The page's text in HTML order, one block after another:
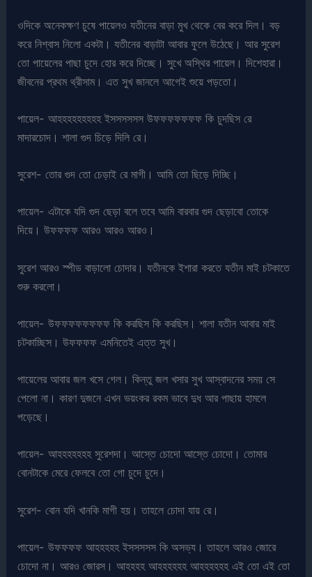
ওদিকে অনেকক্ষণ চুষে পায়েলও যতীনের বাড়া মুখ থেকে বের করে দিল। বড়
করে নিশ্বাস নিলো একটা। যতীনের বাড়াটা আবার ফুলে উঠেছে। আর সুরেশ
তো পায়েলের পাছা চুদে হোর করে দিচ্ছে। সুখে অস্থির পায়েল। দিশেহারা।
জীবনের প্রথম থ্রীসাম। এত সুখ জানলে আগেই শুয়ে পড়তো।
পায়েল- আহহহহহহহহহ ইসসসসসস উফফফফফফফ কি চুদছিস রে
মাদারচোদ। শালা গুদ চিড়ে দিলি রে।
সুরেশ- তোর গুদ তো চেড়াই রে মাগী। আমি তো ছিড়ে দিচ্ছি।
পায়েল- এটাকে যদি গুদ ছেড়া বলে তবে আমি বারবার গুদ ছেড়াবো তোকে
দিয়ে। উফফফফ আরও আরও আরও।
সুরেশ আরও স্পীড বাড়ালো চোদার। যতীনকে ইশারা করতে যতীন মাই চটকাতে
শুরু করলো।
পায়েল- উফফফফফফফফ কি করছিস কি করছিস। শালা যতীন আবার মাই
চটকাচ্ছিস। উফফফফ এমনিতেই এত্ত সুখ।
পায়েলের আবার জল খসে গেল। কিন্তু জল খসার সুখ আস্বাদনের সময় সে
পেলো না। কারণ দুজনে এখন ভয়ংকর রকম ভাবে দুধ আর পাছায় হামলে
পড়েছে।
পায়েল- আহহহহহহহ সুরেশদা। আস্তে চোদো আস্তে চোদো। তোমার
বোনটাকে মেরে ফেলবে তো গো চুদে চুদে।
সুরেশ- বোন যদি খানকি মাগী হয়। তাহলে চোদা যায় রে।
পায়েল- উফফফফ আহহহহহ ইসসসসস কি অসভ্য। তাহলে আরও জোরে
চোদো না। আরও জোরস। আহহহহ আহহহহহহ আহহহহহহ এই তো এই তো